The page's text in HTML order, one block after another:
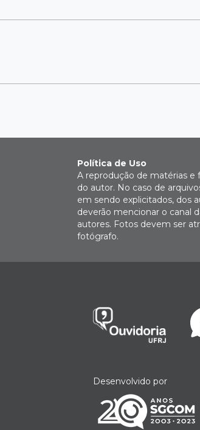
Política de Uso
A reprodução de matérias e
do autor. No caso de
em sendo explicitados, dos
deverão mencionar o canal
autores. Fotos devem ser
fotógrafo.
Desenvolvido por